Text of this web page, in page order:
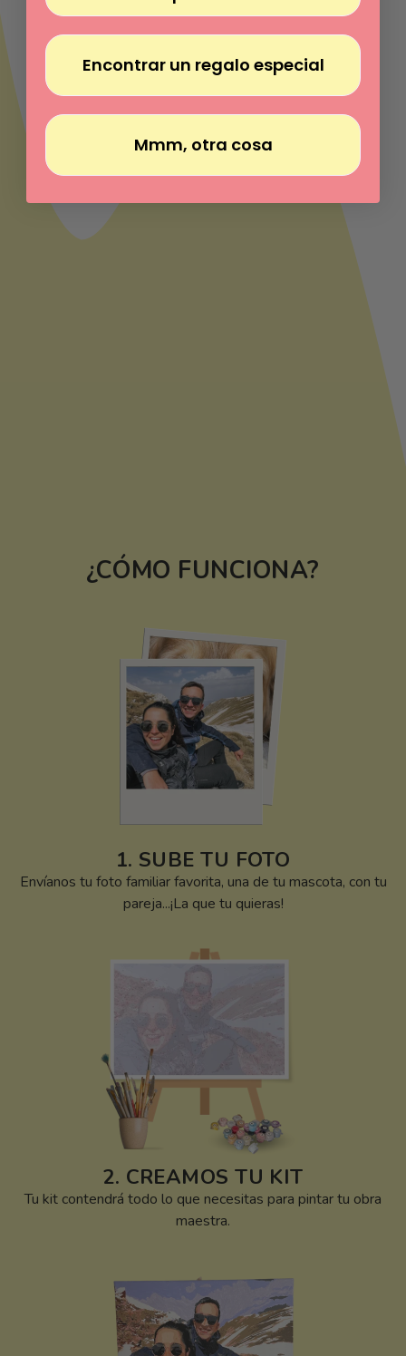
¿CÓMO FUNCIONA?
1. SUBE TU FOTO
Envíanos tu foto familiar favorita, una de tu mascota, con tu
pareja...¡La que tu quieras!
2. CREAMOS TU KIT
Tu kit contendrá todo lo que necesitas para pintar tu obra
maestra.
Encontrar un regalo especial
Mmm, otra cosa